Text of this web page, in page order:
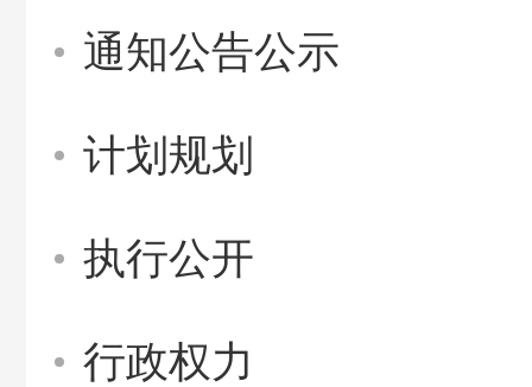
通知公告公示
计划规划
执行公开
行政权力